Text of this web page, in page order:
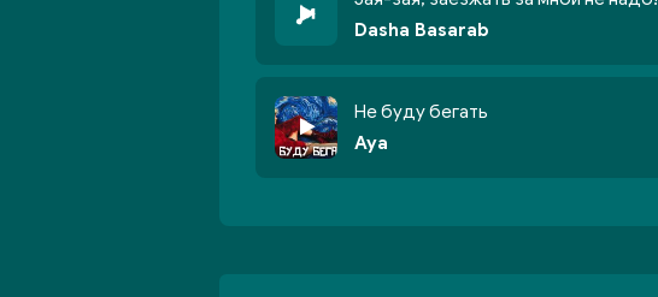
Dasha Basarab
Не буду бегать
Aya